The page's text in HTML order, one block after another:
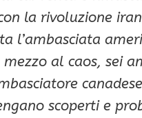
la rivoluzione
l’ambasciata
al caos, sei
scoperti e